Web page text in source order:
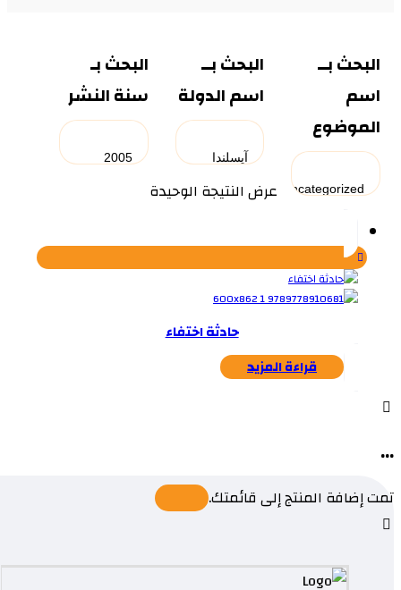
البحث بــ
اسم
الموضوع
البحث بــ
اسم الدولة
البحث بـ
سنة النشر
عرض النتيجة الوحيدة
حادثة اختفاء
قراءة المزيد
...
تمت إضافة المنتج إلى قائمتك.